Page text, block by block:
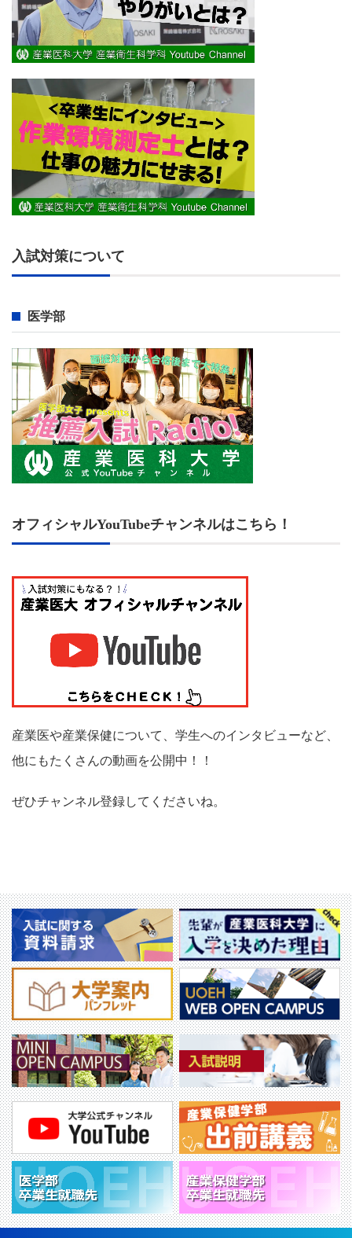
入試対策について
医学部
オフィシャルYouTubeチャンネルはこちら！
産業医や産業保健について、学生へのインタビューなど、
他にもたくさんの動画を公開中！！
ぜひチャンネル登録してくださいね。